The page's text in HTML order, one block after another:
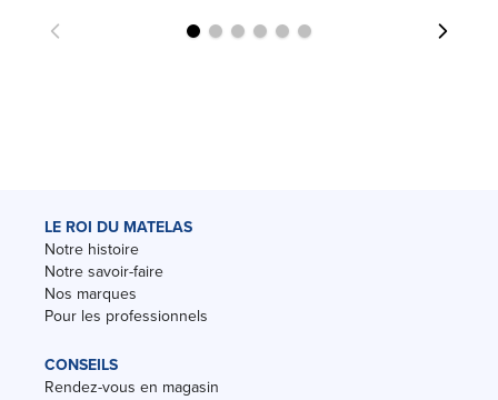
LE ROI DU MATELAS
Notre histoire
Notre savoir-faire
Nos marques
Pour les professionnels
CONSEILS
Rendez-vous en magasin